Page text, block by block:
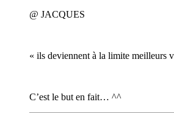
@ JACQUES
« ils deviennent à la limite meilleurs
C’est le but en fait… ^^